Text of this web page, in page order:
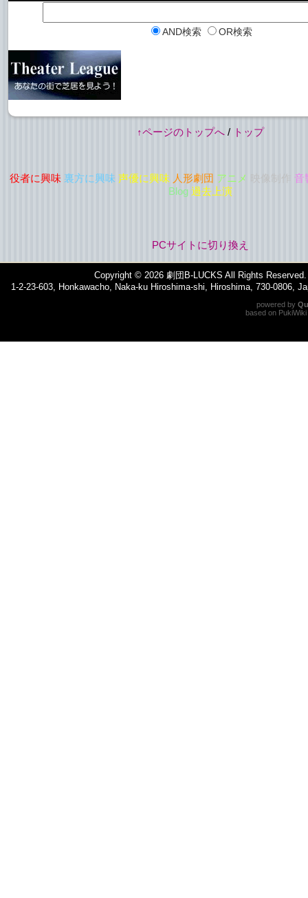
AND検索 OR検索
↑ページのトップへ/ トップ
役者に興味 裏方に興味 声優に興味 人形劇団 アニメ 映像制作 音
Blog 過去上演
PCサイトに切り換え
Copyright © 2026 劇団B-LUCKS All Rights Reserved.
1-2-23-603, Honkawacho, Naka-ku Hiroshima-shi, Hiroshima, 730-0806,
powered by
based on PukiWiki